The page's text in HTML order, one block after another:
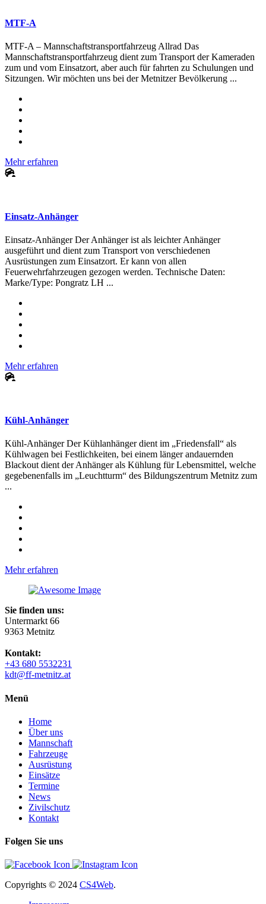
MTF-A
MTF-A – Mannschaftstransportfahrzeug Allrad Das
Mannschaftstransportfahrzeug dient zum Transport der Kameraden
zum und vom Einsatzort, aber auch für fahrten zu Schulungen und
Sitzungen. Wir möchten uns bei der Metnitzer Bevölkerung ...
Mehr erfahren
Einsatz-Anhänger
Einsatz-Anhänger Der Anhänger ist als leichter Anhänger
ausgeführt und dient zum Transport von verschiedenen
Ausrüstungen zum Einsatzort. Er kann von allen
Feuerwehrfahrzeugen gezogen werden. Technische Daten:
Marke/Type: Pongratz LH ...
Mehr erfahren
Kühl-Anhänger
Kühl-Anhänger Der Kühlanhänger dient im „Friedensfall“ als
Kühlwagen bei Festlichkeiten, bei einem länger andauernden
Blackout dient der Anhänger als Kühlung für Lebensmittel, welche
gegebenenfalls im „Leuchtturm“ des Bildungszentrum Metnitz zum
...
Mehr erfahren
Sie finden uns:
Untermarkt 66
9363 Metnitz
Kontakt:
+43 680 5532231
kdt@ff-metnitz.at
Menü
Home
Über uns
Mannschaft
Fahrzeuge
Ausrüstung
Einsätze
Termine
News
Zivilschutz
Kontakt
Folgen Sie uns
Copyrights © 2024 CS4Web.